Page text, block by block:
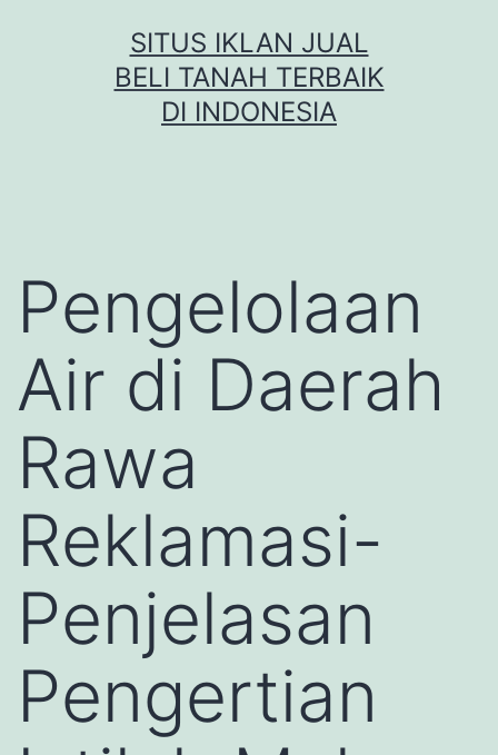
SITUS IKLAN JUAL
BELI TANAH TERBAIK
DI INDONESIA
Pengelolaan
Air di Daerah
Rawa
Reklamasi-
Penjelasan
Pengertian